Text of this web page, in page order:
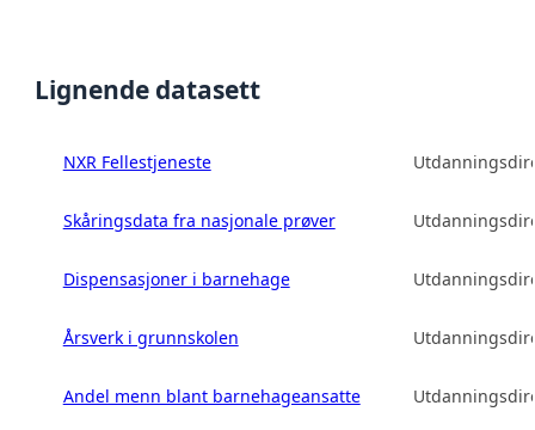
Lignende datasett
NXR Fellestjeneste
Skåringsdata fra nasjonale prøver
Dispensasjoner i barnehage
Årsverk i grunnskolen
Andel menn blant barnehageansatte